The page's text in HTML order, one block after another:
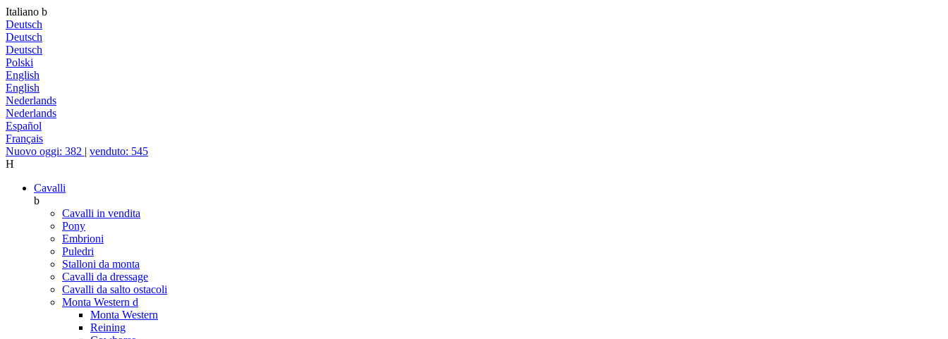
Italiano b
Deutsch
Deutsch
Deutsch
Polski
English
English
Nederlands
Nederlands
Español
Français
Nuovo oggi: 382 | venduto: 545
H
Cavalli
b
Cavalli in vendita
Pony
Embrioni
Puledri
Stalloni da monta
Cavalli da dressage
Cavalli da salto ostacoli
Monta Western d
Monta Western
Reining